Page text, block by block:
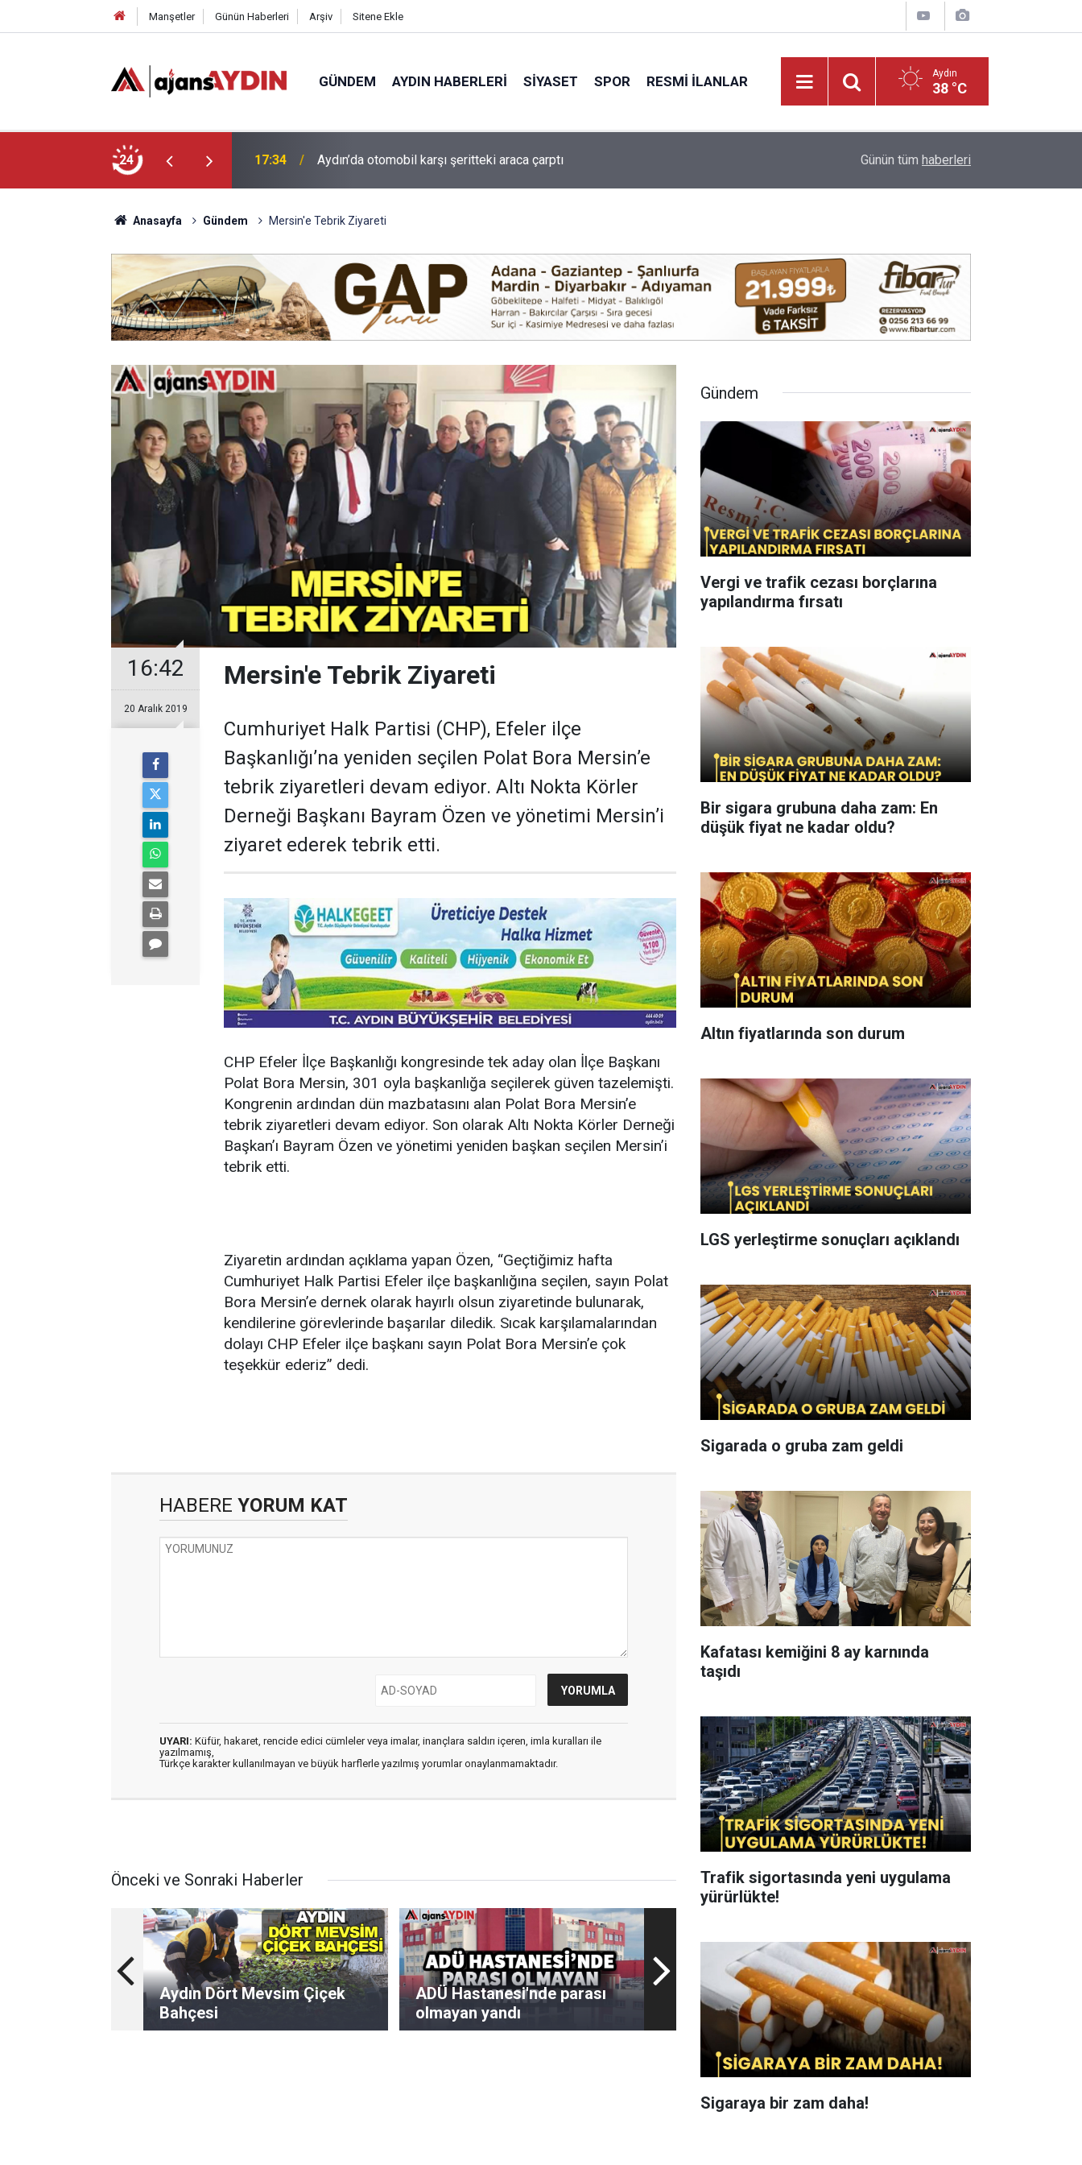
Manşetler Günün Haberleri Arşiv Sitene Ekle
GÜNDEM AYDIN HABERLERI SIYASET SPOR RESMI İLANLAR Aydın
38 °C
24 16:07 Efeler'de minik yetenekler yeşil sahada geleceğe hazırlanıyor Aydın’da yeni mahsul kuru incir tezgâhta:
Günün tüm haberleri
Anasayfa Gündem Mersin'e Tebrik Ziyareti
16:42
20 Aralık 2019
Mersin'e Tebrik Ziyareti
Cumhuriyet Halk Partisi (CHP), Efeler ilçe
Başkanlığı’na yeniden seçilen Polat Bora Mersin’e
tebrik ziyaretleri devam ediyor. Altı Nokta Körler
Derneği Başkanı Bayram Özen ve yönetimi Mersin’i
ziyaret ederek tebrik etti.
CHP Efeler İlçe Başkanlığı kongresinde tek aday olan İlçe Başkanı
Polat Bora Mersin, 301 oyla başkanlığa seçilerek güven tazelemişti.
Kongrenin ardından dün mazbatasını alan Polat Bora Mersin’e
tebrik ziyaretleri devam ediyor. Son olarak Altı Nokta Körler Derneği
Başkan’ı Bayram Özen ve yönetimi yeniden başkan seçilen Mersin’i
tebrik etti.
Ziyaretin ardından açıklama yapan Özen, “Geçtiğimiz hafta
Cumhuriyet Halk Partisi Efeler ilçe başkanlığına seçilen, sayın Polat
Bora Mersin’e dernek olarak hayırlı olsun ziyaretinde bulunarak,
kendilerine görevlerinde başarılar diledik. Sıcak karşılamalarından
dolayı CHP Efeler ilçe başkanı sayın Polat Bora Mersin’e çok
teşekkür ederiz” dedi.
HABERE YORUM KAT
UYARI: Küfür, hakaret, rencide edici cümleler veya imalar, inançlara saldırı içeren, imla kuralları ile
yazılmamış,
Türkçe karakter kullanılmayan ve büyük harflerle yazılmış yorumlar onaylanmamaktadır.
Önceki ve Sonraki Haberler
Aydın Dört Mevsim Çiçek
Bahçesi
ADÜ Hastanesi'nde parası
olmayan yandı
Gündem
Vergi ve trafik cezası borçlarına
yapılandırma fırsatı
Bir sigara grubuna daha zam: En
düşük fiyat ne kadar oldu?
Altın fiyatlarında son durum
LGS yerleştirme sonuçları açıklandı
Sigarada o gruba zam geldi
Kafatası kemiğini 8 ay karnında
taşıdı
Trafik sigortasında yeni uygulama
yürürlükte!
Sigaraya bir zam daha!